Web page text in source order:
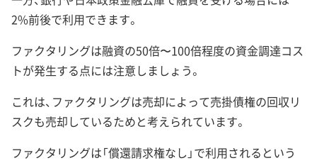
2%前後で利用できます。
ファクタリングは融資の50倍〜100倍程度の資金調達コス
トが発生する点には注意しましょう。
これは、ファクタリングは売却によって売掛債権の回収リ
スクも売却しているためと考えられています。
ファクタリングは「償還請求権なし」で利用されるという